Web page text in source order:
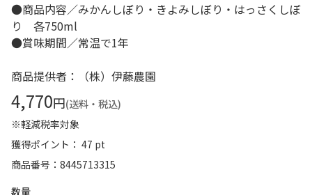
●商品内容／みかんしぼり・きよみしぼり・はっさくしぼ
り 各750ml
●賞味期間／常温で1年
商品提供者：（株）伊藤農園
4,770円(送料・税込)
※軽減税率対象
獲得ポイント： 47 pt
商品番号
8445713315
数量